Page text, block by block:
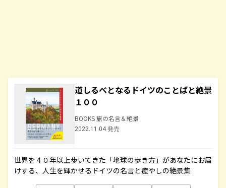
道しるべとなるドイツのことばと絶景
１００
BOOKS 旅の名言＆絶景
2022.11.04 発売
世界を４０年以上歩いてきた「地球の歩き方」があなたにお届
けする、人生を輝かせるドイツの名言と癒やしの絶景集